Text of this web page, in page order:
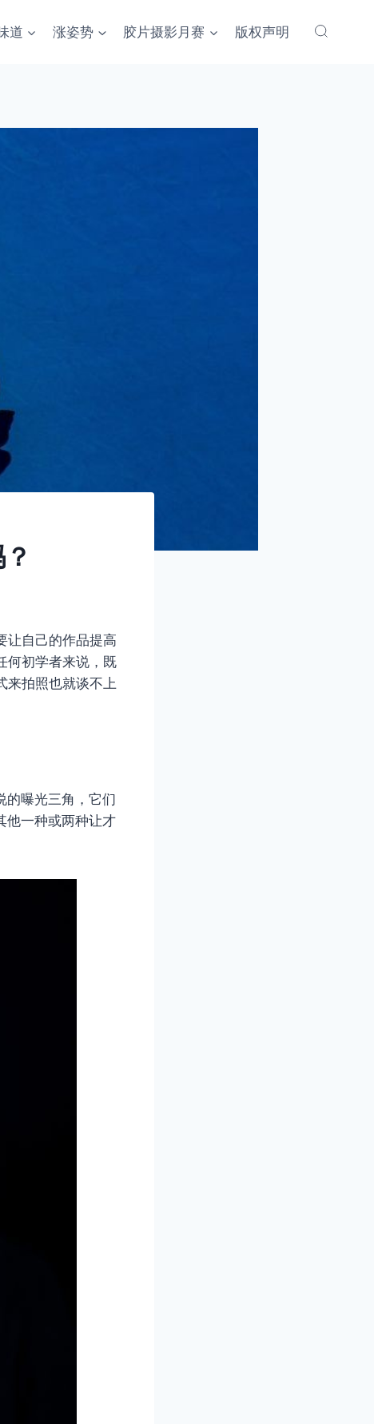
道 涨姿势 胶片摄影月赛 版权声明
让自己的作品提高
何初学者来说，既
来拍照也就谈不上
的曝光三角，它们
他一种或两种让才